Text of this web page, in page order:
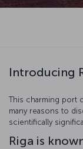
Introducing
This charming port
many reasons to
scientifically
Riga is